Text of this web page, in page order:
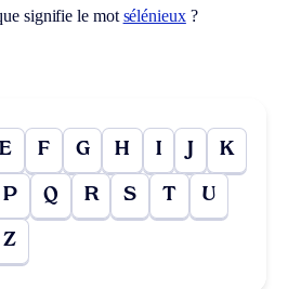
signifie le mot sélénieux?
E F G H I J K
P Q R S T U
Z